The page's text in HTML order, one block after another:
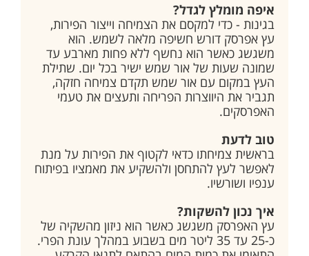
איפה מומלץ לגדל?
בגינות - כדי למקסם את הצמיחה וייצור הפירות,
עץ אפרסק דורש חשיפה מלאה לשמש. הוא
משגשג כאשר הוא נחשף ללא פחות מארבע עד
שמונה שעות של אור שמש ישיר בכל יום. שתילת
העץ במקום עם אור שמש תקדם צמיחה חזקה,
תגביר את היווצרות הפריחה ותעצים את טעמי
האפרסקים.
טוב לדעת
בראשית צמיחתו כדאי לקטוף את הפירות על מנת
לאפשר לעץ להתחסן ולהשקיע את מאמציו בפיתוח
ענפיו ושורשיו.
איך נכון להשקות?
עץ האפרסק משגשג כאשר הוא ניזון מהשקיה של
כ-25 עד 35 ליטר מים בשבוע במהלך עונת הפרי.